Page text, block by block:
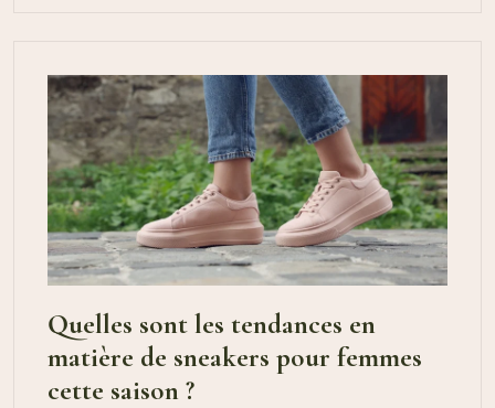
Quelles sont les tendances en
matière de sneakers pour femmes
cette saison ?